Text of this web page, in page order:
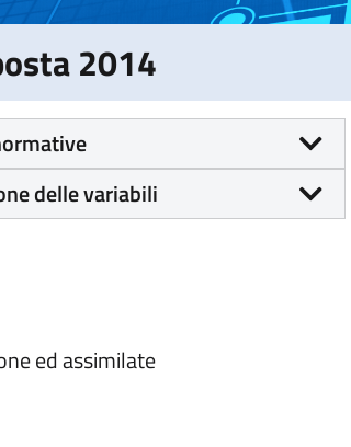
2014
delle variabili
ed assimilate